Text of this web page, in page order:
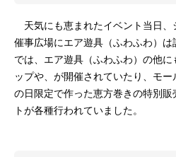
天気にも恵まれたイベント当日、
催事広場にエア遊具（ふわふわ）は
では、エア遊具（ふわふわ）の他に
ップや、が開催されていたり、モー
の日限定で作った恵方巻きの特別
トが各種行われていました。